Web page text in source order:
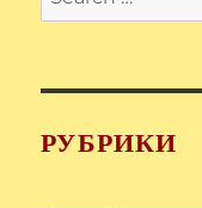
for:
РУБРИКИ